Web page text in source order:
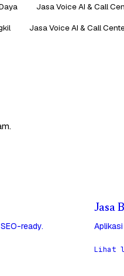
Jasa Voice AI & Call
Jasa Voice AI & Call
ready.
Jasa
Lihat